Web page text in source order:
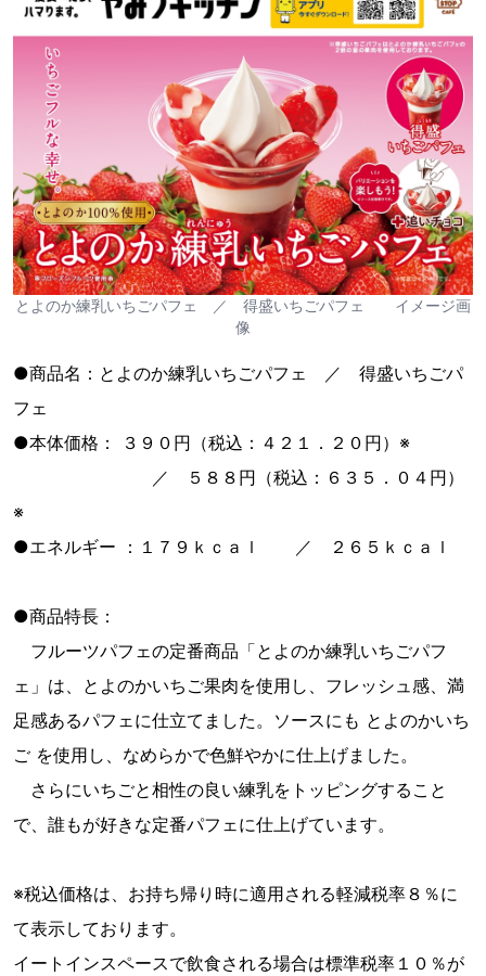
とよのか練乳いちごパフェ ／ 得盛いちごパフェ イメージ画
像
●商品名：とよのか練乳いちごパフェ ／ 得盛いちごパ
フェ
●本体価格： ３９０円（税込：４２１．２０円）※
／ ５８８円（税込：６３５．０４円）
※
●エネルギー ：１７９ｋｃａｌ ／ ２６５ｋｃａｌ
●商品特長：
フルーツパフェの定番商品「とよのか練乳いちごパフ
ェ」は、とよのかいちご果肉を使用し、フレッシュ感、満
足感あるパフェに仕立てました。ソースにも とよのかいち
ご を使用し、なめらかで色鮮やかに仕上げました。
さらにいちごと相性の良い練乳をトッピングすること
で、誰もが好きな定番パフェに仕上げています。
※税込価格は、お持ち帰り時に適用される軽減税率８％に
て表示しております。
イートインスペースで飲食される場合は標準税率１０％が